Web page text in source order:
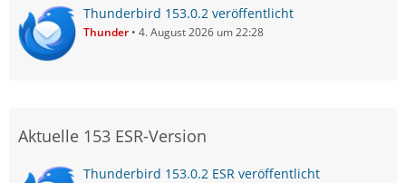
Thunderbird 153.0.2 veröffentlicht
Thunder 4. August 2026 um 22:28
Aktuelle 153 ESR-Version
Thunderbird 153.0.2 ESR veröffentlicht